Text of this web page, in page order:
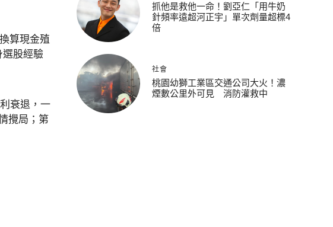
算現金殖
選股經驗
衰退，一
攪局；第
抓他是救他一命！劉亞仁「用牛奶
針頻率遠超河正宇」單次劑量超標4
倍
社會
桃園幼獅工業區交通公司大火！濃
煙數公里外可見 消防灌救中